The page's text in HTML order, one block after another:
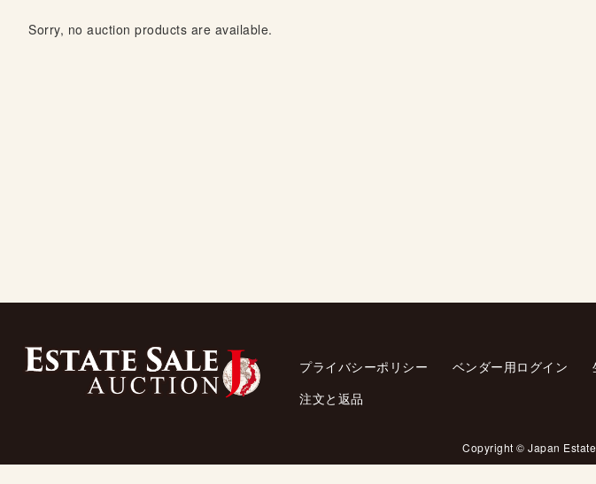
Sorry, no auction products are available.
プライバシーポリシー ベンダー用ログイン
注文と返品
Copyright © Japan